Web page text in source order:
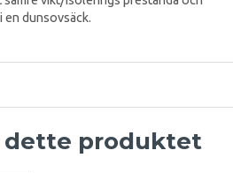
en dunsovsäck.
dette produktet